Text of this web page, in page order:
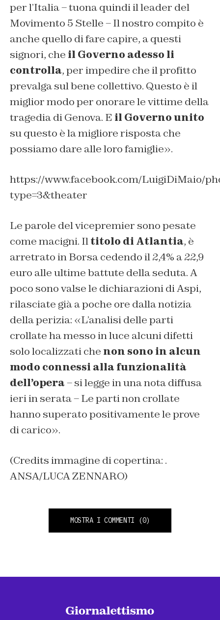
per l’Italia – tuona quindi il leader del
Movimento 5 Stelle – Il nostro compito è
anche quello di fare capire, a questi
signori, che il Governo adesso li
controlla, per impedire che il profitto
prevalga sul bene collettivo. Questo è il
miglior modo per onorare le vittime della
tragedia di Genova. E il Governo unito
su questo è la migliore risposta che
possiamo dare alle loro famiglie».
https://www.facebook.com/LuigiDiMaio/
type=3&theater
Le parole del vicepremier sono pesate
come macigni. Iltitolo di Atlantia, è
arretrato in Borsa cedendo il 2,4% a 22,9
euro alle ultime battute della seduta. A
poco sono valse le dichiarazioni di Aspi,
rilasciate già a poche ore dalla notizia
della perizia: «L’analisi delle parti
crollate ha messo in luce alcuni difetti
solo localizzati che non sono in alcun
modo connessi alla funzionalità
dell’opera– si legge in una nota diffusa
ieri in serata – Le parti non crollate
hanno superato positivamente le prove
di carico».
(Credits immagine di copertina: .
ANSA/LUCA ZENNARO)
MOSTRA I COMMENTI (0)